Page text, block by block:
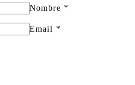
Nombre *
Email *